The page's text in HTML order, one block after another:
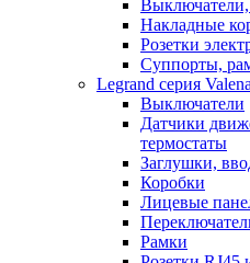
Выключатели,
Накладные
Розетки
Суппорты,
Legrand серия Valena
Выключатели
Датчики
термостаты
Заглушки,
Коробки
Лицевые
Рамки